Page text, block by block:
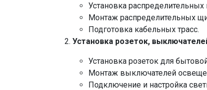
Установка
Монтаж распределительных
Подготовка кабельных трасс.
Установка розеток,
Установка розеток для
Монтаж выключателей
Подключение и настройка